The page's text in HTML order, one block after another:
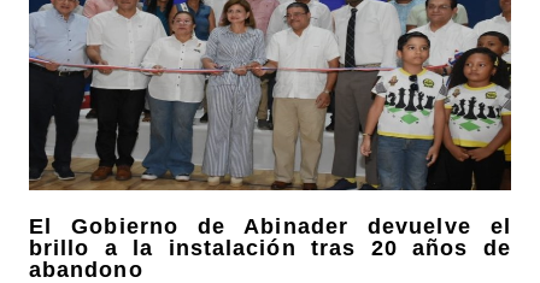
El Gobierno de Abinader devuelve el
brillo a la instalación tras 20 años de
abandono